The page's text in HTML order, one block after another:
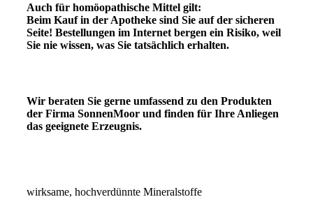
Auch für homöopathische Mittel gilt:
Beim Kauf in der Apotheke sind Sie auf der sicheren
Seite! Bestellungen im Internet bergen ein Risiko, weil
Sie nie wissen, was Sie tatsächlich erhalten.
Wir beraten Sie gerne umfassend zu den Produkten
der Firma SonnenMoor und finden für Ihre Anliegen
das geeignete Erzeugnis.
wirksame, hochverdünnte Mineralstoffe